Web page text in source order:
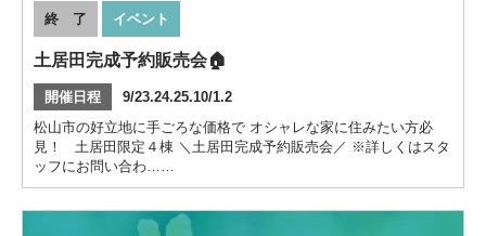
終 了 イベント
土居田完成予約販売会🏠
開催日程
9/23.24.25.10/1.2
松山市の好立地に手ごろな価格で オシャレな家に住みたい方必
見！ 土居田限定４棟 ＼土居田完成予約販売会／ ※詳しくはスタ
ッフにお問い合わ……